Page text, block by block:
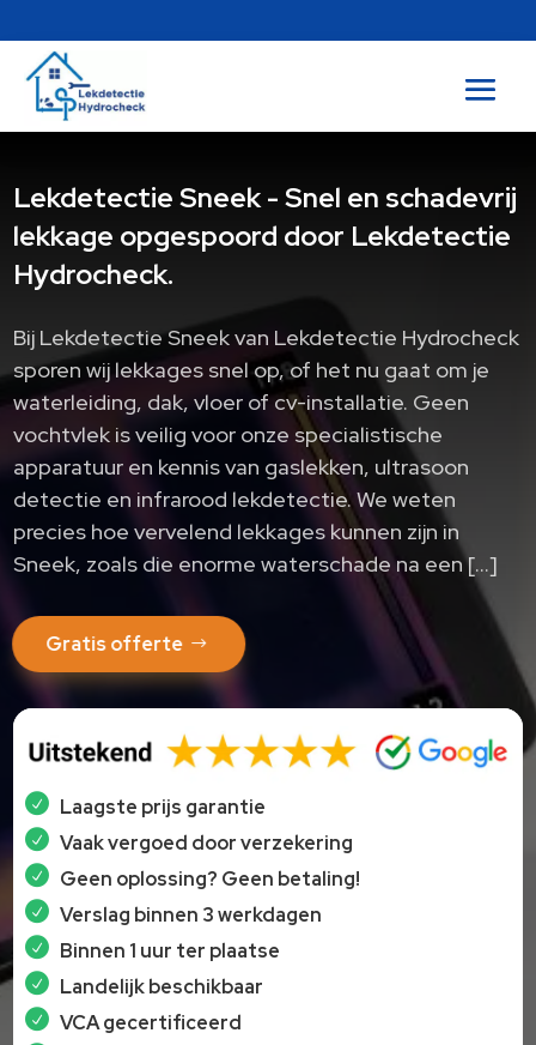
Lekdetectie Sneek - Snel en schadevrij
lekkage opgespoord door Lekdetectie
Hydrocheck.
Bij Lekdetectie Sneek van Lekdetectie Hydrocheck
sporen wij lekkages snel op, of het nu gaat om je
waterleiding, dak, vloer of cv-installatie. Geen
vochtvlek is veilig voor onze specialistische
apparatuur en kennis van gaslekken, ultrasoon
detectie en infrarood lekdetectie. We weten
precies hoe vervelend lekkages kunnen zijn in
Sneek, zoals die enorme waterschade na een […]
Gratis offerte
Laagste prijs garantie
Vaak vergoed door verzekering
Geen oplossing? Geen betaling!
Verslag binnen 3 werkdagen
Binnen 1 uur ter plaatse
Landelijk beschikbaar
VCA gecertificeerd